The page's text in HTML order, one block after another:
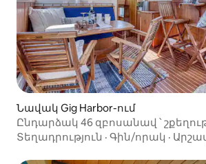
Նավակ Gig Harbor-ում
Ընդարձակ 46 զբոսանավ ՝
կայակներ, զբոսանք քաղաքում
Տեղադրություն · Գին/որակ ·